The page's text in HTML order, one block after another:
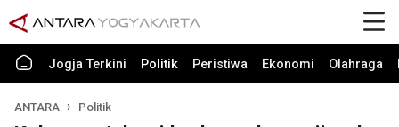
Jogja Terkini Politik Peristiwa Ekonomi Olahraga
ANTARA Politik